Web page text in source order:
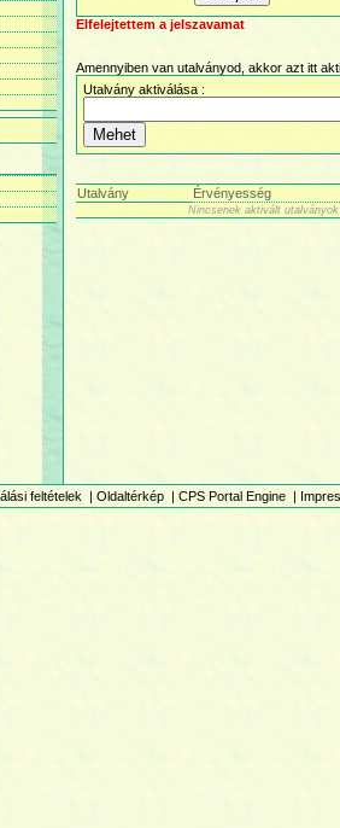
Elfelejtettem a jelszavamat
Amennyiben van utalványod, akkor azt itt
Utalvány aktiválása :
Utalvány Érvényesség
Nincsenek aktivált utalványok
feltételek | Oldaltérkép | CPS Portal Engine |